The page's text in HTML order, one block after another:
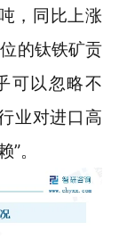
，同比上涨
的钛铁矿贡
可以忽略不
业对进口高
。